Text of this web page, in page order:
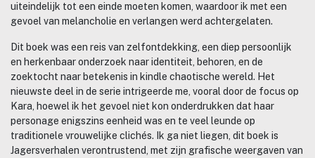
uiteindelijk tot een einde moeten komen, waardoor ik met een
gevoel van melancholie en verlangen werd achtergelaten.
Dit boek was een reis van zelfontdekking, een diep persoonlijk
en herkenbaar onderzoek naar identiteit, behoren, en de
zoektocht naar betekenis in kindle chaotische wereld. Het
nieuwste deel in de serie intrigeerde me, vooral door de focus op
Kara, hoewel ik het gevoel niet kon onderdrukken dat haar
personage enigszins eenheid was en te veel leunde op
traditionele vrouwelijke clichés. Ik ga niet liegen, dit boek is
Jagersverhalen verontrustend, met zijn grafische weergaven van